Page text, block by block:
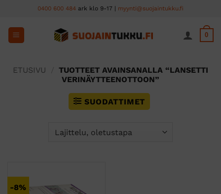
content
0400 600 484 ark klo 9-17 | myynti@suojaintukku.fi
0
ETUSIVU
TUOTTEET AVAINSANALLA “LANSETTI
VERINÄYTTEENOTTOON”
SUODATTIMET
-8%